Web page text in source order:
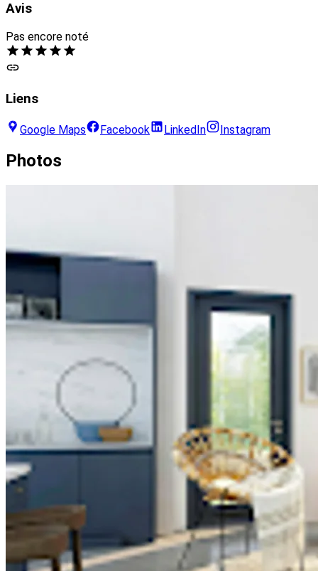
Avis
Pas encore noté
Liens
Google Maps Facebook LinkedIn Instagram
Photos